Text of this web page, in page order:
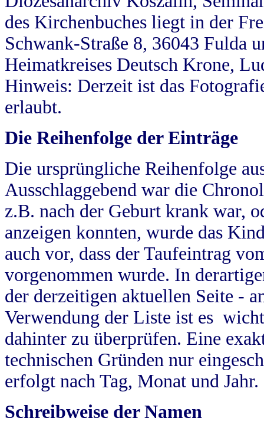
des Kirchenbuches liegt in der
Schwank-Straße 8, 36043 Fulda
Heimatkreises Deutsch Krone,
Hinweis: Derzeit ist das
erlaubt.
Die Reihenfolge der Einträge
Die ursprüngliche Reihenfolge
Ausschlaggebend war die
z.B. nach der Geburt krank war,
anzeigen konnten, wurde das
auch vor, dass der Taufeintrag
vorgenommen wurde. In
der derzeitigen aktuellen Seite -
Verwendung der Liste ist es
dahinter zu überprüfen. Eine
technischen Gründen nur
erfolgt nach Tag, Monat und Jahr.
Schreibweise der Namen